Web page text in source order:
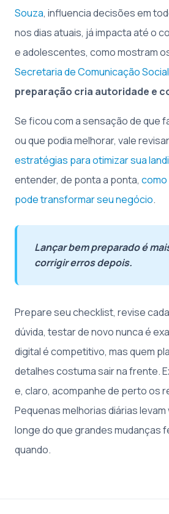
Souza, influencia decisões em
nos dias atuais, já impacta até o
e adolescentes, como mostram
Secretaria de Comunicação Social
preparação cria autoridade e
Se ficou com a sensação de que
ou que podia melhorar, vale
estratégias para otimizar sua
entender, de ponta a ponta, como
pode transformar seu negócio.
Lançar bem preparado é
corrigir erros depois.
Prepare seu checklist, revise
dúvida, testar de novo nunca é
digital é competitivo, mas quem
detalhes costuma sair na frente.
e, claro, acompanhe de perto os
Pequenas melhorias diárias
longe do que grandes mudanças
quando.